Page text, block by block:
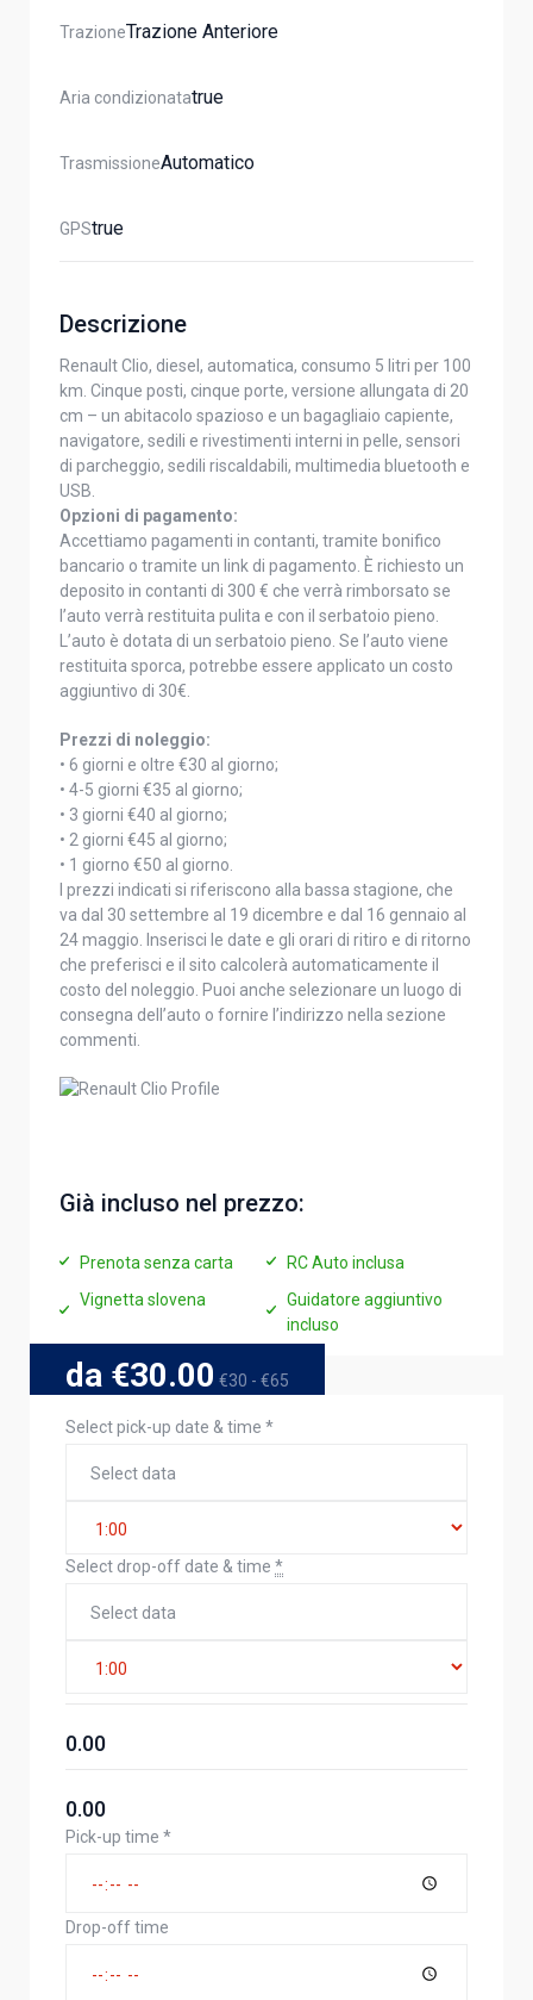
TrazioneTrazione Anteriore
Aria condizionataTrue
TrasmissioneAutomatico
GPSTrue
Descrizione
Renault Clio, diesel, automatica, consumo 5 litri per 100
km. Cinque posti, cinque porte, versione allungata di 20
cm – un abitacolo spazioso e un bagagliaio capiente,
navigatore, sedili e rivestimenti interni in pelle, sensori
di parcheggio, sedili riscaldabili, multimedia bluetooth e
USB.
Opzioni di pagamento:
Accettiamo pagamenti in contanti, tramite bonifico
bancario o tramite un link di pagamento. È richiesto un
deposito in contanti di 300 € che verrà rimborsato se
l’auto verrà restituita pulita e con il serbatoio pieno.
L’auto è dotata di un serbatoio pieno. Se l’auto viene
restituita sporca, potrebbe essere applicato un costo
aggiuntivo di 30€.
Prezzi di noleggio:
• 6 giorni e oltre €30 al giorno;
• 4-5 giorni €35 al giorno;
• 3 giorni €40 al giorno;
• 2 giorni €45 al giorno;
• 1 giorno €50 al giorno.
I prezzi indicati si riferiscono alla bassa stagione, che
va dal 30 settembre al 19 dicembre e dal 16 gennaio al
24 maggio. Inserisci le date e gli orari di ritiro e di ritorno
che preferisci e il sito calcolerà automaticamente il
costo del noleggio. Puoi anche selezionare un luogo di
consegna dell’auto o fornire l’indirizzo nella sezione
commenti.
Già incluso nel prezzo:
Prenota senza carta
RC Auto inclusa
Vignetta slovena
Guidatore aggiuntivo
incluso
da €30.00 €30 - €65
Select pick-up date & time *
Select drop-off date & time *
0.00
0.00
Pick-up time *
Drop-off time